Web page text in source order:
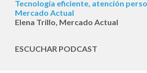
Tecnología eficiente, atención
Mercado Actual
Elena Trillo, Mercado Actual
ESCUCHAR PODCAST